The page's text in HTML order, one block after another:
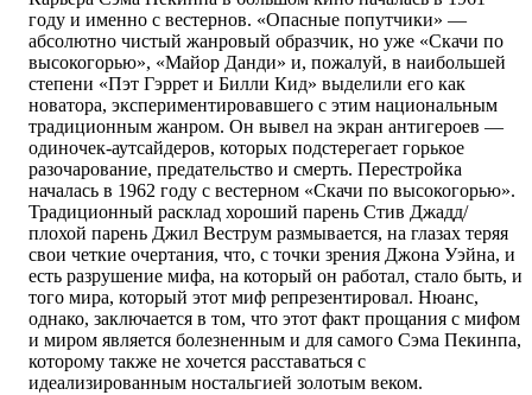
году и именно с вестернов. «Опасные попутчики» —
абсолютно чистый жанровый образчик, но уже «Скачи по
высокогорью», «Майор Данди» и, пожалуй, в наибольшей
степени «Пэт Гэррет и Билли Кид» выделили его как
новатора, экспериментировавшего с этим национальным
традиционным жанром. Он вывел на экран антигероев —
одиночек-аутсайдеров, которых подстерегает горькое
разочарование, предательство и смерть. Перестройка
началась в 1962 году с вестерном «Скачи по высокогорью».
Традиционный расклад хороший парень Стив Джадд/
плохой парень Джил Веструм размывается, на глазах теряя
свои четкие очертания, что, с точки зрения Джона Уэйна, и
есть разрушение мифа, на который он работал, стало быть, и
того мира, который этот миф репрезентировал. Нюанс,
однако, заключается в том, что этот факт прощания с мифом
и миром является болезненным и для самого Сэма Пекинпа,
которому также не хочется расставаться с
идеализированным ностальгией золотым веком.